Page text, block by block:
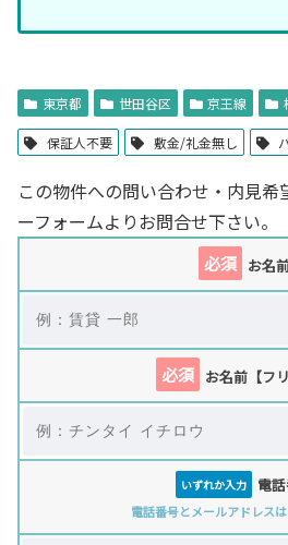
東京都 世田谷区 京王線
保証人不要 敷金/礼金無し
この物件への問い合わせ・内見希
ーフォームよりお問合せ下さい。
必須 お名
必須 お名前【フ
いずれか入力 電
電話番号とメールアドレス